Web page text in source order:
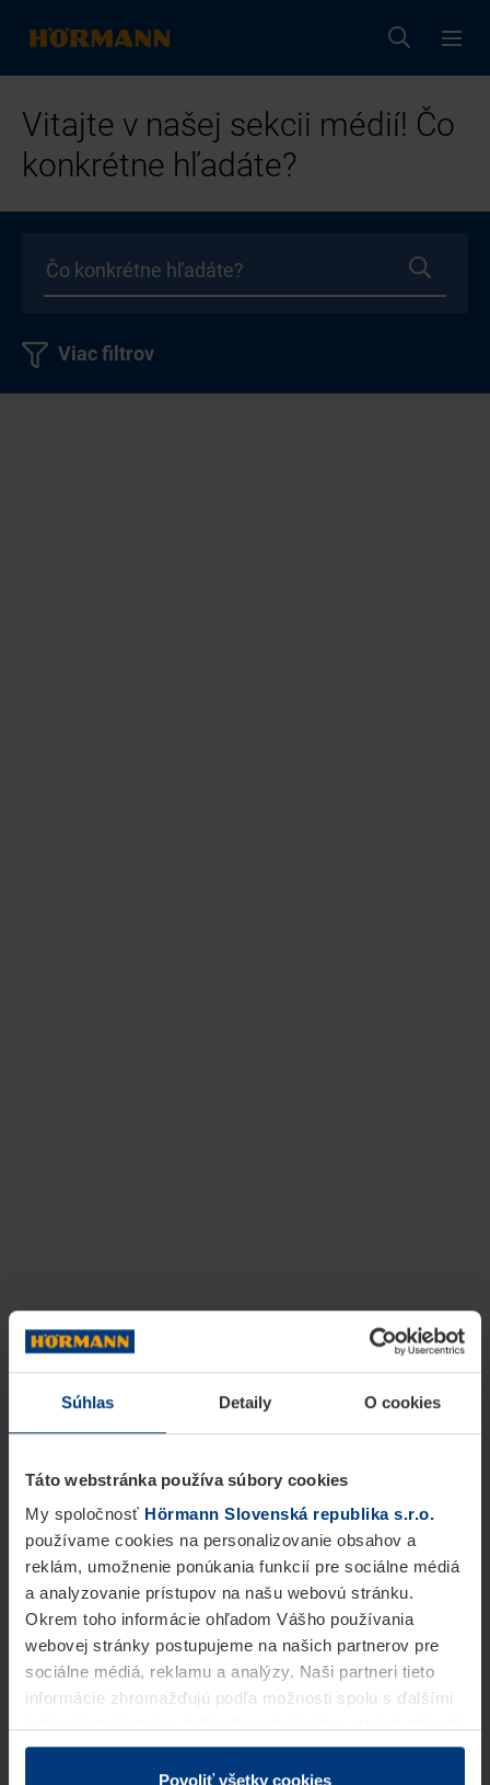
Súhlas Detaily O cookies
Táto webstránka používa súbory cookies
My spoločnosť Hörmann Slovenská republika s.r.o.
používame cookies na personalizovanie obsahov a
reklám, umožnenie ponúkania funkcií pre sociálne médiá
a analyzovanie prístupov na našu webovú stránku.
Okrem toho informácie ohľadom Vášho používania
webovej stránky postupujeme na našich partnerov pre
sociálne médiá, reklamu a analýzy. Naši partneri tieto
informácie zhromažďujú podľa možnosti spolu s ďalšími
v rámci Vášho využívania služieb.
Z právneho hľadiska môžeme cookies ukladať na Vašom
Povoliť všetky cookies
Vitajte v našej sekcii médií! Čo
konkrétne hľadáte?
Viac filtrov